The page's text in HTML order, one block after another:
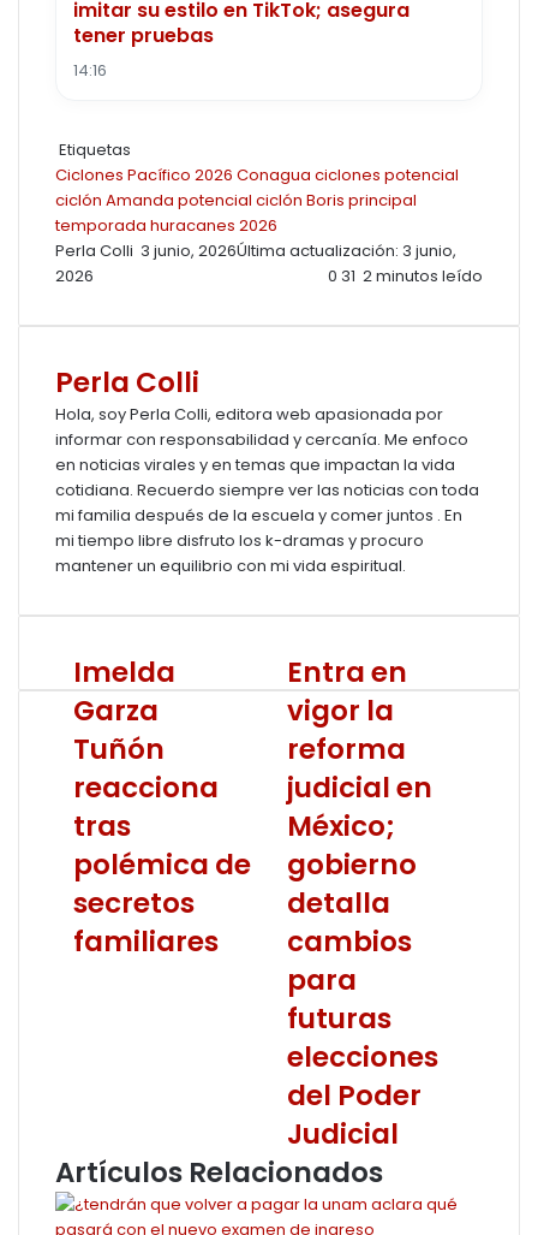
imitar su estilo en TikTok; asegura
tener pruebas
14:16
Etiquetas
Ciclones Pacífico 2026 Conagua ciclones potencial
ciclón Amanda potencial ciclón Boris principal
temporada huracanes 2026
Perla Colli Send
3 junio, 2026Última actualización: 3 junio,
2026
0 31 2 minutos leído
Perla Colli
Hola, soy Perla Colli, editora web apasionada por
informar con responsabilidad y cercanía. Me enfoco
en noticias virales y en temas que impactan la vida
cotidiana. Recuerdo siempre ver las noticias con toda
mi familia después de la escuela y comer juntos . En
mi tiempo libre disfruto los k-dramas y procuro
mantener un equilibrio con mi vida espiritual.
Imelda
Garza
Tuñón
reacciona
tras
polémica
de
secretos
familiares
Imelda
Garza
Tuñón
reacciona
tras
polémica de
secretos
familiares
Entra
en
vigor
la
reforma
judicial
en
México;
gobierno
detalla
cambios
para
elecciones
del
Poder
Judicial
Entra en
vigor la
reforma
judicial en
México;
gobierno
detalla
cambios
para
futuras
elecciones
del Poder
Judicial
Artículos Relacionados